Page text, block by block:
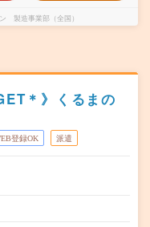
製造事業部（全国）
＊》くるまの
登録OK 派遣